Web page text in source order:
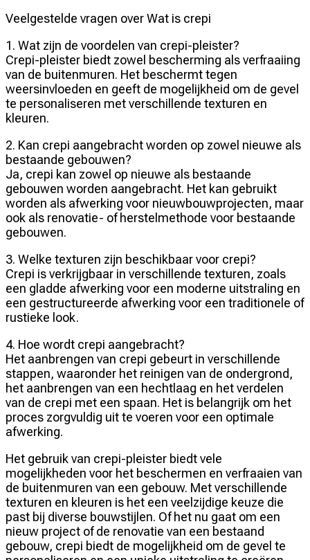
Veelgestelde vragen over Wat is crepi
1. Wat zijn de voordelen van crepi-pleister?
Crepi-pleister biedt zowel bescherming als verfraaiing
van de buitenmuren. Het beschermt tegen
weersinvloeden en geeft de mogelijkheid om de gevel
te personaliseren met verschillende texturen en
kleuren.
2. Kan crepi aangebracht worden op zowel nieuwe als
bestaande gebouwen?
Ja, crepi kan zowel op nieuwe als bestaande
gebouwen worden aangebracht. Het kan gebruikt
worden als afwerking voor nieuwbouwprojecten, maar
ook als renovatie- of herstelmethode voor bestaande
gebouwen.
3. Welke texturen zijn beschikbaar voor crepi?
Crepi is verkrijgbaar in verschillende texturen, zoals
een gladde afwerking voor een moderne uitstraling en
een gestructureerde afwerking voor een traditionele of
rustieke look.
4. Hoe wordt crepi aangebracht?
Het aanbrengen van crepi gebeurt in verschillende
stappen, waaronder het reinigen van de ondergrond,
het aanbrengen van een hechtlaag en het verdelen
van de crepi met een spaan. Het is belangrijk om het
proces zorgvuldig uit te voeren voor een optimale
afwerking.
Het gebruik van crepi-pleister biedt vele
mogelijkheden voor het beschermen en verfraaien van
de buitenmuren van een gebouw. Met verschillende
texturen en kleuren is het een veelzijdige keuze die
past bij diverse bouwstijlen. Of het nu gaat om een
nieuw project of de renovatie van een bestaand
gebouw, crepi biedt de mogelijkheid om de gevel te